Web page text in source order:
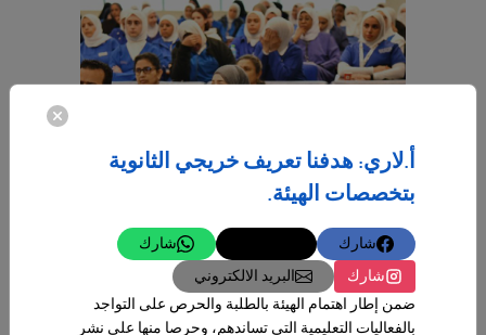
أ.لاري: هدفنا تعريف خريجي الثانوية
بتخصصات الهيئة.
شارك
شارك
شارك
البريد الالكتروني
ضمن إطار اهتمام الهيئة بالطلبة والحرص على التواجد
بالفعاليات التعليمية التي تساندهم، وحرصا منها على نشر